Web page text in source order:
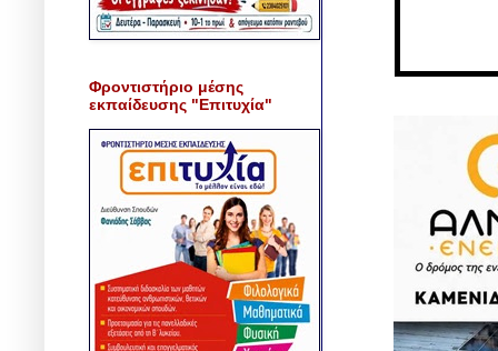
Φροντιστήριο μέσης
εκπαίδευσης "Επιτυχία"